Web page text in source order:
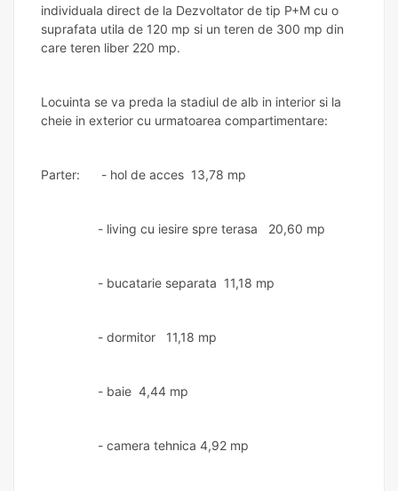
individuala direct de la Dezvoltator de tip P+M cu o
suprafata utila de 120 mp si un teren de 300 mp din
care teren liber 220 mp.
Locuinta se va preda la stadiul de alb in interior si la
cheie in exterior cu urmatoarea compartimentare:
Parter: - hol de acces 13,78 mp
- living cu iesire spre terasa 20,60 mp
- bucatarie separata 11,18 mp
- dormitor 11,18 mp
- baie 4,44 mp
- camera tehnica 4,92 mp